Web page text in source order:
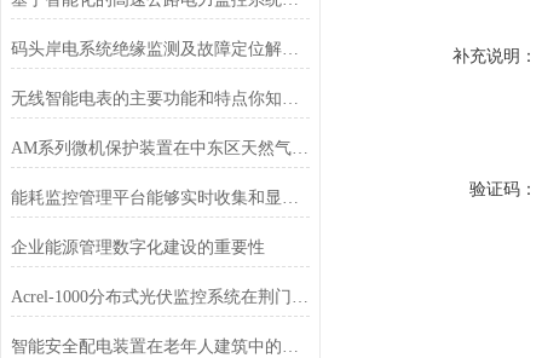
码头岸电系统绝缘监测及故障定位解决方案
无线智能电表的主要功能和特点你知道吗？让我来为你解答疑惑吧！
AM系列微机保护装置在中东区天然气回收站配电工程中的应用
能耗监控管理平台能够实时收集和显示能源消耗数据
企业能源管理数字化建设的重要性
Acrel-1000分布式光伏监控系统在荆门晨旭智能屋顶光伏发电项目中应用
智能安全配电装置在老年人建筑中的应用
补充说明：
验证码：